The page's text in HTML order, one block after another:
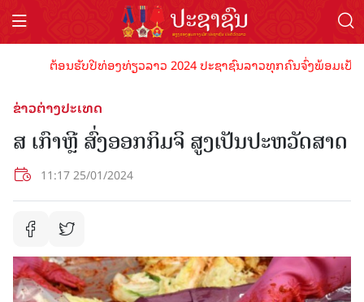
ຕ້ອນຮັບປີທ່ອງທ່ຽວລາວ 2024 ປະຊາຊົນລາວທຸກຄົນຈົ່ງພ້ອມເປັນ
ຂ່າວຕ່າງປະເທດ
ສ ເກົາຫຼີ ສົ່ງອອກກິມຈິ ສູງເປັນປະຫວັດສາດ
11:17 25/01/2024